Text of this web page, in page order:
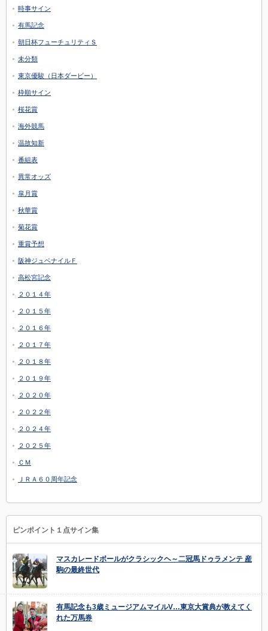
時事サイン
有馬記念
朝日杯フューチュリティＳ
未分類
東京優駿（日本ダービー）
枠順サイン
桜花賞
海外競馬
温故知新
番組表
異常オッズ
皐月賞
秋華賞
菊花賞
重賞予想
阪神ジュベナイルＦ
高松宮記念
２０１４年
２０１５年
２０１６年
２０１７年
２０１８年
２０１９年
２０２０年
２０２２年
２０２４年
２０２５年
ＣＭ
ＪＲＡ６０周年記念
ピンポイント１点サイン集
マスカレードボールがクラシックヘ～二冠馬ドゥラメンテ 産
駒の最終世代
有馬記念も3歳ミュージアムマイルV…東京大賞典が教えてく
れた万馬券